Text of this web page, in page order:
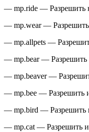
— mp.ride — Разрешить
— mp.wear — Разрешить
— mp.allpets —
— mp.bear — Разрешить
— mp.beaver —
— mp.bee — Разрешить
— mp.bird — Разрешить
— mp.cat — Разрешить